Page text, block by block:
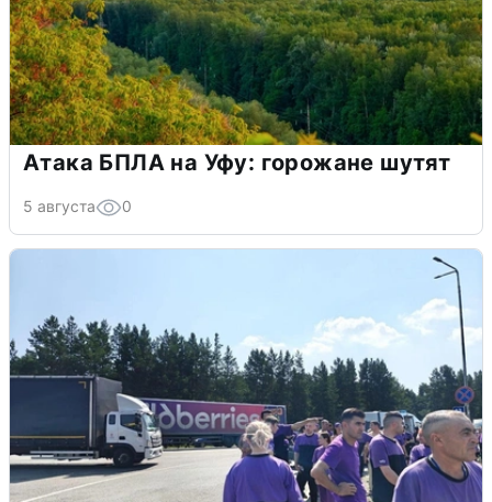
Атака БПЛА на Уфу: горожане шутят
5 августа 0